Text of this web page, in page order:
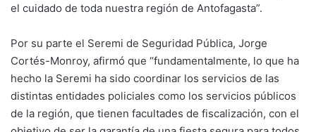
el cuidado de toda nuestra región de Antofagasta”.
Por su parte el Seremi de Seguridad Pública, Jorge
Cortés-Monroy, afirmó que “fundamentalmente, lo que ha
hecho la Seremi ha sido coordinar los servicios de las
distintas entidades policiales como los servicios públicos
de la región, que tienen facultades de fiscalización, con el